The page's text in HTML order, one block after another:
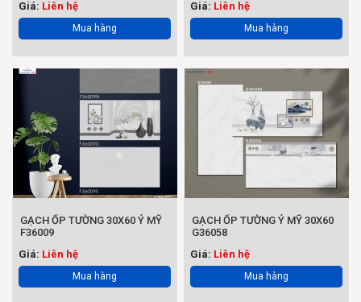
Giá: Liên hệ
Mua hàng
Giá: Liên hệ
Mua hàng
GẠCH ỐP TƯỜNG 30X60 Ý MỸ
F36009
Giá: Liên hệ
Mua hàng
GẠCH ỐP TƯỜNG Ý MỸ 30X60
G36058
Giá: Liên hệ
Mua hàng